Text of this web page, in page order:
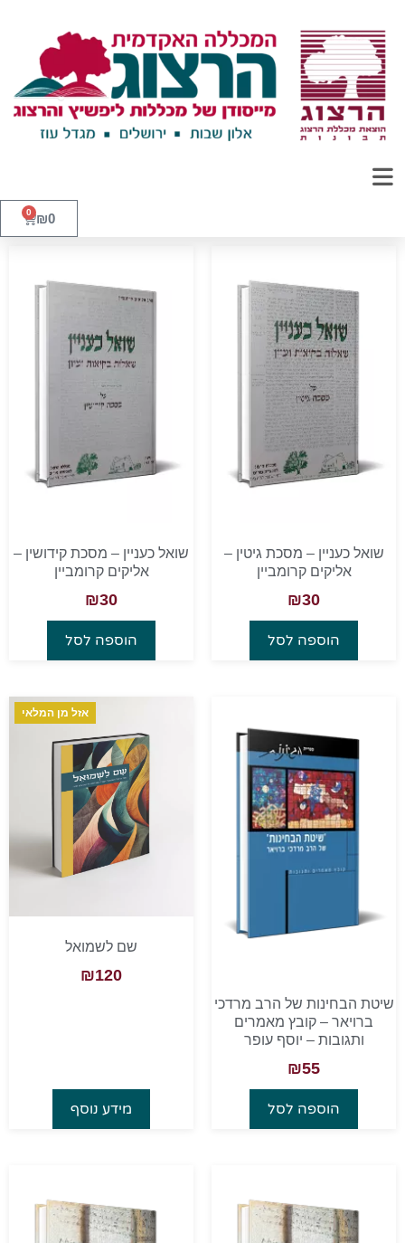
₪0
0
שואל כעניין – מסכת גיטין –
אליקים קרומביין
₪30
הוספה לסל
שואל כעניין – מסכת קידושין –
אליקים קרומביין
₪30
הוספה לסל
שיטת הבחינות של הרב מרדכי
ברויאר – קובץ מאמרים
ותגובות – יוסף עופר
₪55
הוספה לסל
אזל מן המלאי
שם לשמואל
₪120
מידע נוסף